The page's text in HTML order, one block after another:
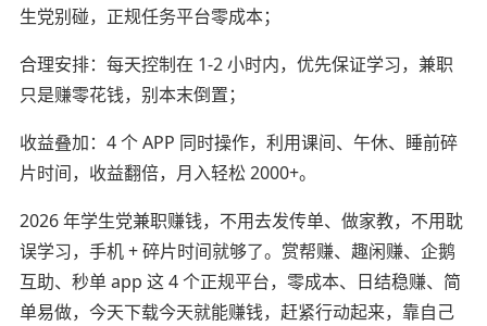
生党别碰，正规任务平台零成本；
合理安排：每天控制在 1-2 小时内，优先保证学习，兼职
只是赚零花钱，别本末倒置；
收益叠加：4 个 APP 同时操作，利用课间、午休、睡前碎
片时间，收益翻倍，月入轻松 2000+。
2026 年学生党兼职赚钱，不用去发传单、做家教，不用耽
误学习，手机 + 碎片时间就够了。赏帮赚、趣闲赚、企鹅
互助、秒单 app 这 4 个正规平台，零成本、日结稳赚、简
单易做，今天下载今天就能赚钱，赶紧行动起来，靠自己